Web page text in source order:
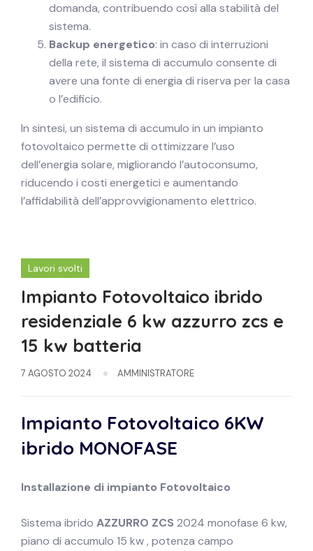
domanda, contribuendo così alla stabilità del
sistema.
Backup energetico: in caso di interruzioni
della rete, il sistema di accumulo consente di
avere una fonte di energia di riserva per la casa
o l’edificio.
In sintesi, un sistema di accumulo in un impianto
fotovoltaico permette di ottimizzare l’uso
dell’energia solare, migliorando l’autoconsumo,
riducendo i costi energetici e aumentando
l’affidabilità dell’approvvigionamento elettrico.
Lavori svolti
Impianto Fotovoltaico ibrido
residenziale 6 kw azzurro zcs e
15 kw batteria
7 AGOSTO 2024 AMMINISTRATORE
Impianto Fotovoltaico 6KW
ibrido MONOFASE
Installazione di impianto Fotovoltaico
Sistema ibrido AZZURRO ZCS 2024 monofase 6 kw,
piano di accumulo 15 kw , potenza campo